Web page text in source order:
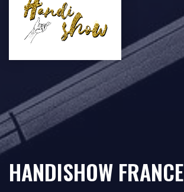
HANDISHOW FRANCE